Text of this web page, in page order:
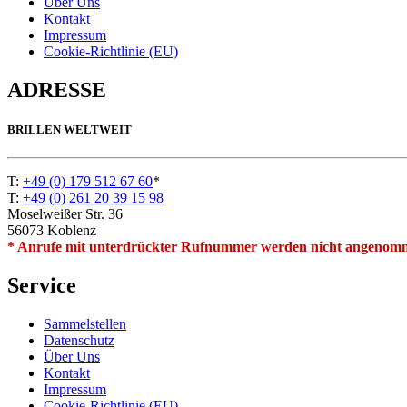
Kontakt
Impressum
Cookie-Richtlinie (EU)
ADRESSE
BRILLEN WELTWEIT
T: +49 (0) 179 512 67 60*
T: +49 (0) 261 20 39 15 98
Moselweißer Str. 36
56073 Koblenz
* Anrufe mit unterdrückter Rufnummer werden nicht
Service
Sammelstellen
Datenschutz
Über Uns
Kontakt
Impressum